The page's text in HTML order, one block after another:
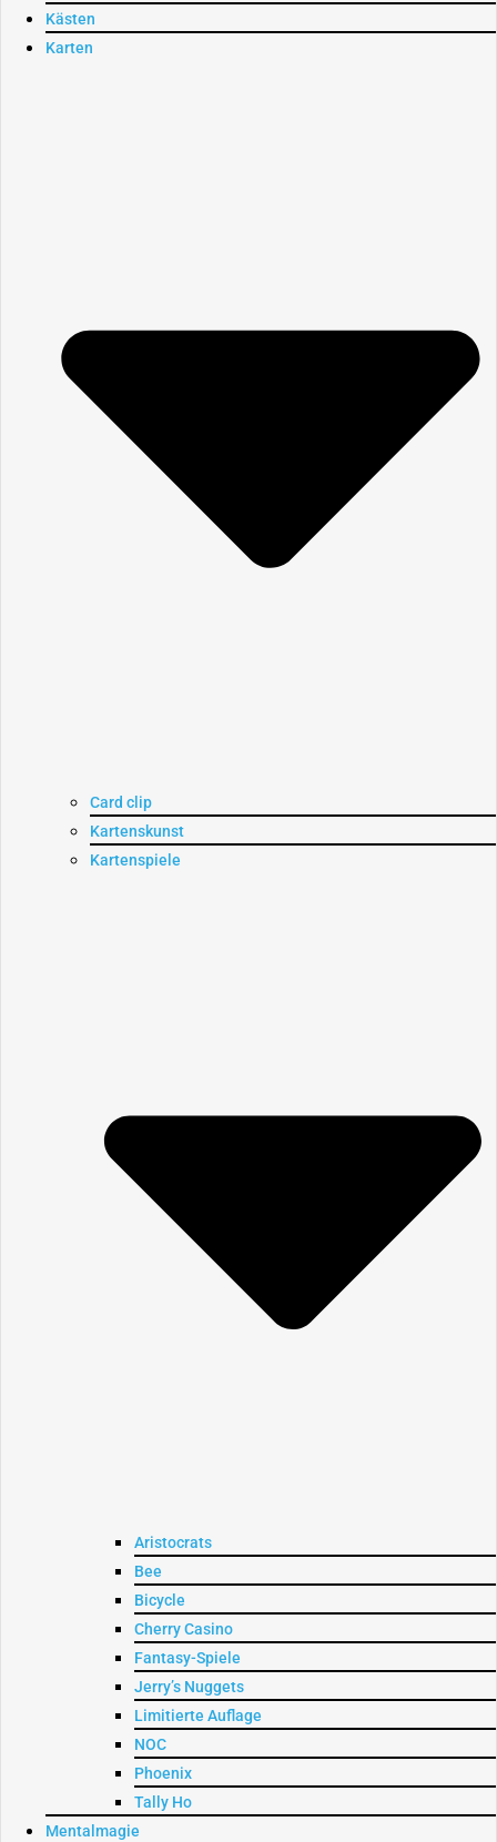
Kästen
Karten
Card clip
Kartenskunst
Kartenspiele
Aristocrats
Bee
Bicycle
Cherry Casino
Fantasy-Spiele
Jerry’s Nuggets
Limitierte Auflage
NOC
Phoenix
Tally Ho
Mentalmagie